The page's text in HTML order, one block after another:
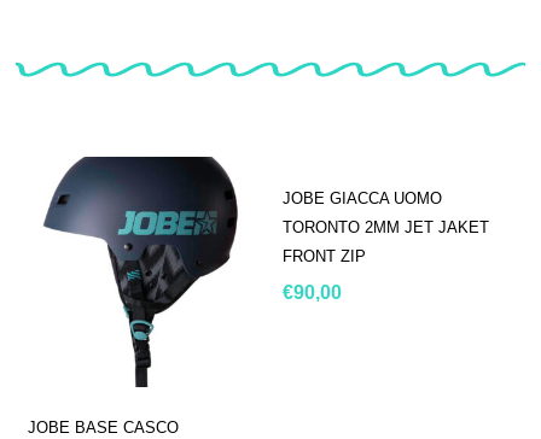
JOBE BASE CASCO
JOBE GIACCA UOMO
TORONTO 2MM JET JAKET
FRONT ZIP
€90,00